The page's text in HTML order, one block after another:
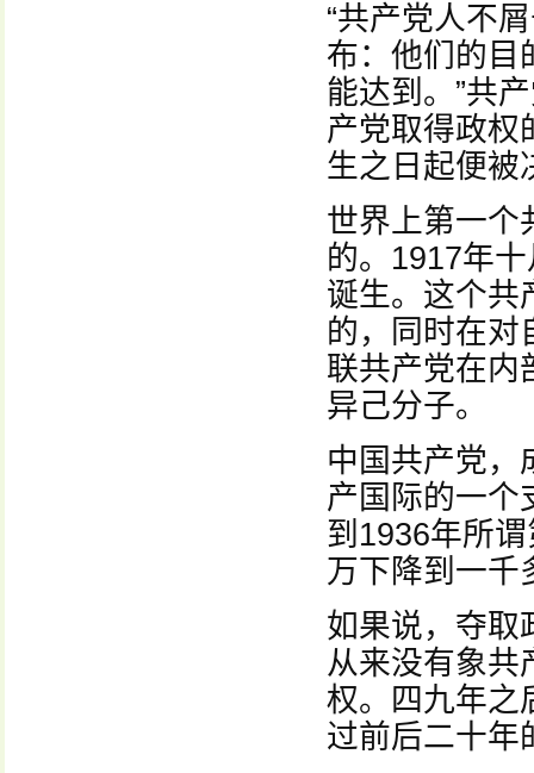
“共产党人不
布：他们的目
能达到。”共
产党取得政权
生之日起便被
世界上第一个
的。1917年
诞生。这个共
的，同时在对
联共产党在内
异己分子。
中国共产党，
产国际的一个
到1936年所
万下降到一千
如果说，夺取
从来没有象共
权。四九年之
过前后二十年